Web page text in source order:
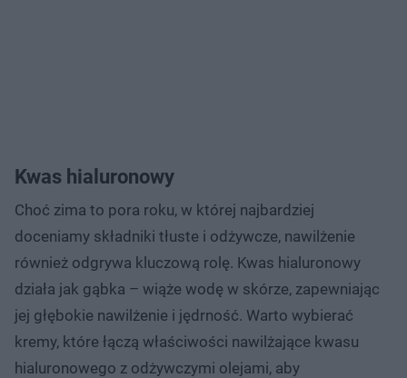
Kwas hialuronowy
Choć zima to pora roku, w której najbardziej
doceniamy składniki tłuste i odżywcze, nawilżenie
również odgrywa kluczową rolę. Kwas hialuronowy
działa jak gąbka – wiąże wodę w skórze, zapewniając
jej głębokie nawilżenie i jędrność. Warto wybierać
kremy, które łączą właściwości nawilżające kwasu
hialuronowego z odżywczymi olejami, aby